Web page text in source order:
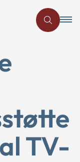
TV-